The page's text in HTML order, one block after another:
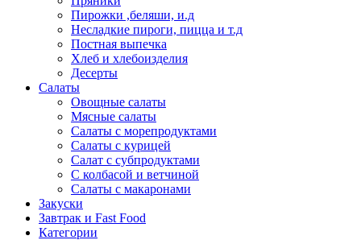
Пирожки ,беляши, и.д
Несладкие пироги, пицца и т.д
Постная выпечка
Хлеб и хлебоизделия
Десерты
Салаты
Овощные салаты
Мясные салаты
Салаты с морепродуктами
Салаты с курицей
Салат с субпродуктами
С колбасой и ветчиной
Салаты с макаронами
Закуски
Завтрак и Fast Food
Категории